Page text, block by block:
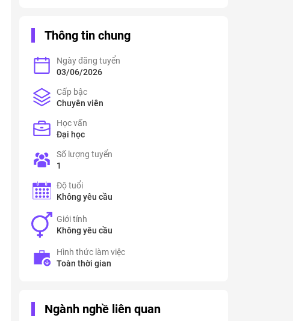
Thông tin chung
Ngày đăng tuyển
03/06/2026
Cấp bậc
Chuyên viên
Học vấn
Đại học
Số lượng tuyển
1
Độ tuổi
Không yêu cầu
Giới tính
Không yêu cầu
Hình thức làm việc
Toàn thời gian
Ngành nghề liên quan